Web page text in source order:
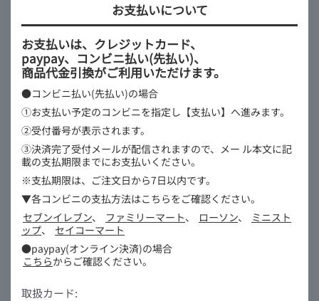
お支払いについて
お支払いは、クレジットカード、
paypay、コンビニ払い(先払い)、
商品代金引換がご利用いただけます。
●コンビニ払い(先払い)の場合
①お支払い予定のコンビニを指定し【支払い】へ進みます。
②受付番号が表示されます。
③決済完了受付メールが配信されますので、メー ル本文に記
載の支払期限までにお支払いください。
※支払期限は、ご注文日から7日以内です。
▼各コンビニの支払方法はこちらをご確認ください。
セブンイレブン、 ファミリーマート、 ローソン、
ミニスト
ップ、
セイコーマート
●paypay(オンライン決済)の場合
こちらからご確認ください。
取扱カード: